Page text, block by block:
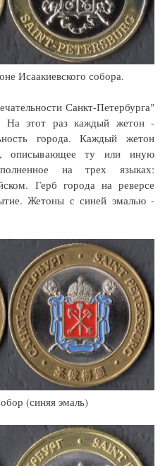
Исаакиевского собора.
Санкт-Петербурга"
На этот раз каждый жетон -
города. Каждый жетон
описывающее ту или иную
на трех языках:
Герб города на реверсе
Жетоны с синей эмалью -
(синяя эмаль)